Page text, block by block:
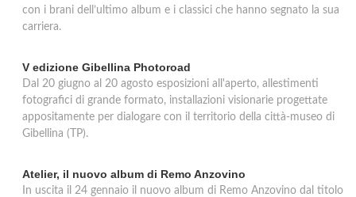
con i brani dell’ultimo album e i classici che hanno segnato la sua
carriera.
V edizione Gibellina Photoroad
Dal 20 giugno al 20 agosto esposizioni all'aperto, allestimenti
fotografici di grande formato, installazioni visionarie progettate
appositamente per dialogare con il territorio della città-museo di
Gibellina (TP).
Atelier, il nuovo album di Remo Anzovino
In uscita il 24 gennaio il nuovo album di Remo Anzovino dal titolo